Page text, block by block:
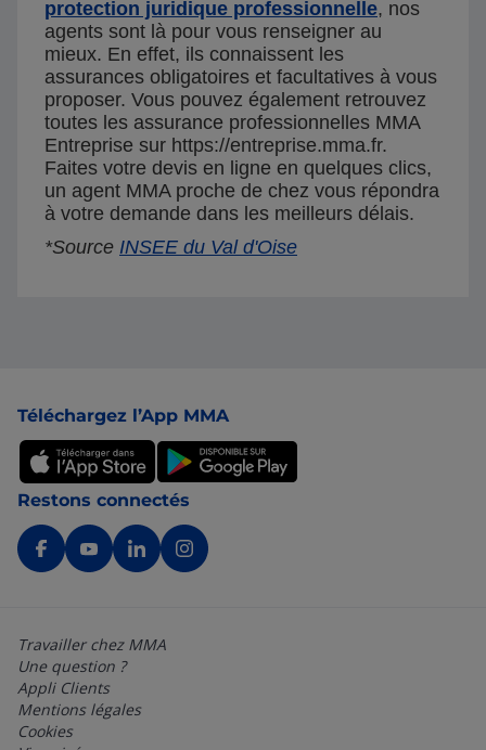
protection juridique professionnelle, nos
agents sont là pour vous renseigner au
mieux. En effet, ils connaissent les
assurances obligatoires et facultatives à vous
proposer. Vous pouvez également retrouvez
toutes les assurance professionnelles MMA
Entreprise sur https://entreprise.mma.fr.
Faites votre devis en ligne en quelques clics,
un agent MMA proche de chez vous répondra
à votre demande dans les meilleurs délais.
*Source INSEE du Val d'Oise
Téléchargez l’App MMA
Restons connectés
Travailler chez MMA
Une question ?
Appli Clients
Mentions légales
Cookies